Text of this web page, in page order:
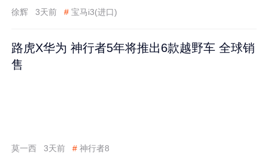
徐辉 3天前 # 宝马i3(进口)
路虎X华为 神行者5年将推出6款越野车 全球销
售
莫一西 3天前 # 神行者8